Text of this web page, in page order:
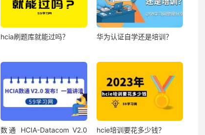
hcia刷题库就能过吗？ 华为认证自学还是培训？
数通 HCIA-Datacom V2.0
hcie培训要花多少钱？